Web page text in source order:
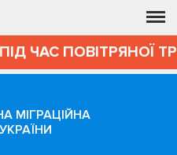
ЧАС ПОВІТРЯНОЇ
МІГРАЦІЙНА